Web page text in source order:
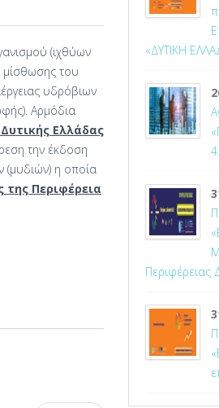
(ιχθύων
του
υδρόβιων
Αρμόδια
Ελλάδας
την έκδοση
(μυδιών) η οποία
της Περιφέρεια
«ΔΥΤΙΚΗ
Περιφέρειας